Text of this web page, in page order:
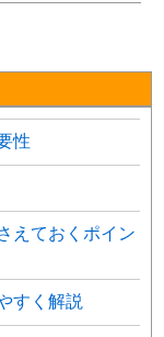
性
えておくポイン
すく解説